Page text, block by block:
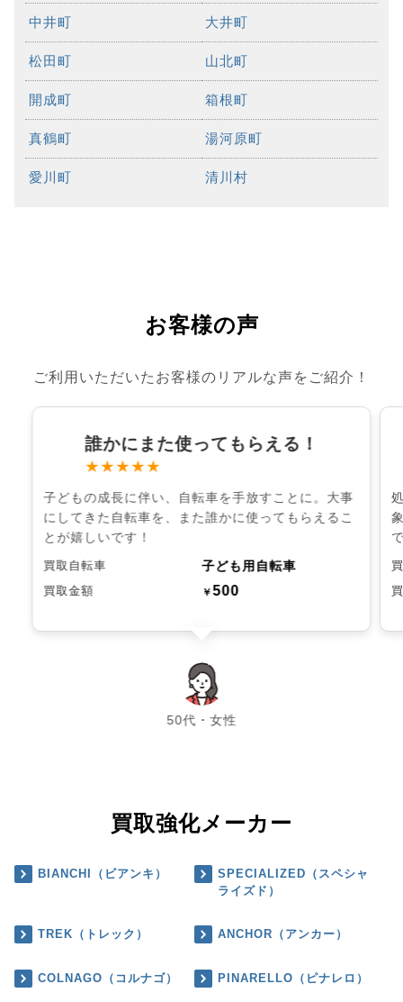
中井町 大井町
松田町 山北町
開成町 箱根町
真鶴町 湯河原町
愛川町 清川村
お客様の声
ご利用いただいたお客様のリアルな声をご紹介！
誰かにまた使ってもらえる！
★★★★★
子どもの成長に伴い、自転車を手放すことに。大事
にしてきた自転車を、また誰かに使ってもらえるこ
とが嬉しいです！
買取自転車 子ども用自転車
買取金額 ￥500
50代・女性
chevron_left chevron_right
買取強化メーカー
BIANCHI（ビアンキ）
SPECIALIZED（スペシャ
ライズド）
TREK（トレック） ANCHOR（アンカー）
COLNAGO（コルナゴ） PINARELLO（ピナレロ）